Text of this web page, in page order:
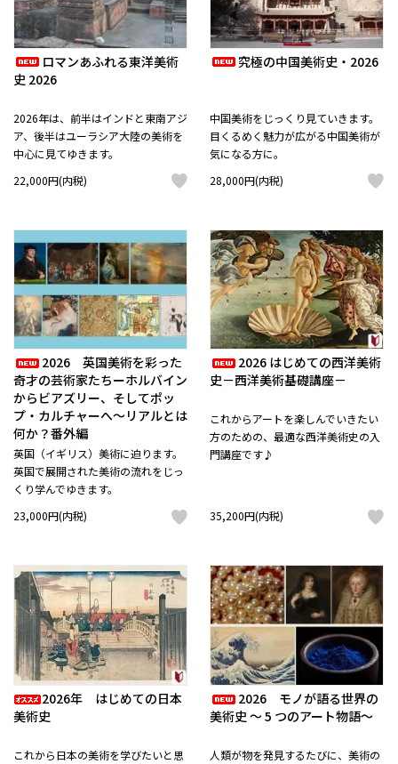
ロマンあふれる東洋美術
史 2026
2026年は、前半はインドと東南アジ
ア、後半はユーラシア大陸の美術を
中心に見てゆきます。
22,000円(内税)
究極の中国美術史・2026
中国美術をじっくり見ていきます。
目くるめく魅力が広がる中国美術が
気になる方に。
28,000円(内税)
2026 英国美術を彩った
奇才の芸術家たちーホルバイン
からビアズリー、そしてポッ
プ・カルチャーへ～リアルとは
何か？番外編
英国（イギリス）美術に迫ります。
英国で展開された美術の流れをじっ
くり学んでゆきます。
23,000円(内税)
2026 はじめての西洋美術
史－西洋美術基礎講座－
これからアートを楽しんでいきたい
方のための、最適な西洋美術史の入
門講座です♪
35,200円(内税)
2026年 はじめての日本
美術史
これから日本の美術を学びたいと思
2026 モノが語る世界の
美術史 ～ 5 つのアート物語～
人類が物を発見するたびに、美術の